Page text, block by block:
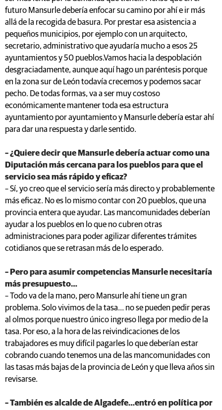
futuro Mansurle debería enfocar su camino por ahí e ir más
allá de la recogida de basura. Por prestar esa asistencia a
pequeños municipios, por ejemplo con un arquitecto,
secretario, administrativo que ayudaría mucho a esos 25
ayuntamientos y 50 pueblos.Vamos hacia la despoblación
desgraciadamente, aunque aquí hago un paréntesis porque
en la zona sur de León todavía crecemos y podemos sacar
pecho. De todas formas, va a ser muy costoso
económicamente mantener toda esa estructura
ayuntamiento por ayuntamiento y Mansurle debería estar ahí
para dar una respuesta y darle sentido.
– ¿Quiere decir que Mansurle debería actuar como una
Diputación más cercana para los pueblos para que el
servicio sea más rápido y eficaz?
– Sí, yo creo que el servicio sería más directo y probablemente
más eficaz. No es lo mismo contar con 20 pueblos, que una
provincia entera que ayudar. Las mancomunidades deberían
ayudar a los pueblos en lo que no cubren otras
administraciones para poder agilizar diferentes trámites
cotidianos que se retrasan más de lo esperado.
– Pero para asumir competencias Mansurle necesitaría
más presupuesto…
– Todo va de la mano, pero Mansurle ahí tiene un gran
problema. Solo vivimos de la tasa… no se pueden pedir peras
al olmos porque nuestro único ingreso llega por medio de la
tasa. Por eso, a la hora de las reivindicaciones de los
trabajadores es muy difícil pagarles lo que deberían estar
cobrando cuando tenemos una de las mancomunidades con
las tasas más bajas de la provincia de León y que lleva años sin
revisarse.
– También es alcalde de Algadefe…entró en política por